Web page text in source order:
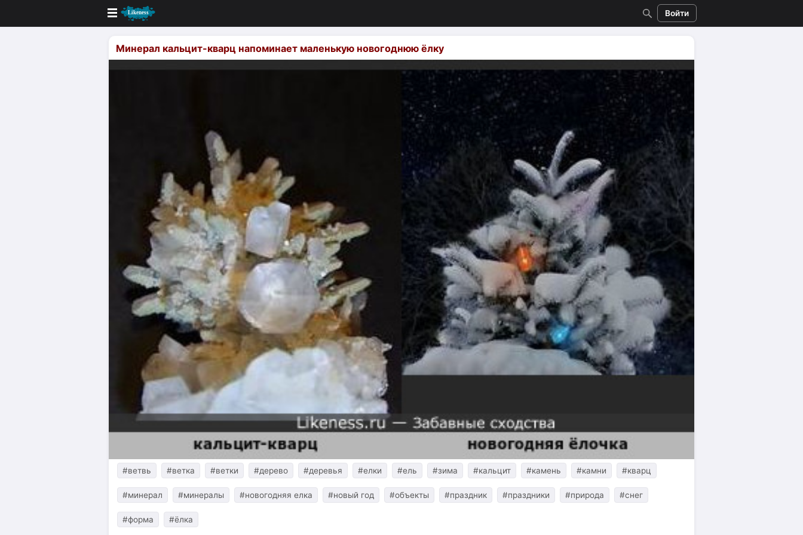
Войти
Новые
Случайное сходство 👍
Создать сходство
Для публикации необходима авторизация
Поиск
Минерал кальцит-кварц напоминает маленькую новогоднюю ёлку
#ветвь #ветка #ветки #дерево #деревья #елки #ель #зима #кальцит #камень #камни #кварц
#минерал #минералы #новогодняя елка #новый год #объекты #праздник #праздники #природа #снег
#форма #ёлка